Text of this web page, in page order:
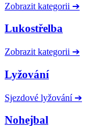
Zobrazit kategorii ➔
Lukostřelba
Zobrazit kategorii ➔
Lyžování
Sjezdové lyžování ➔
Nohejbal